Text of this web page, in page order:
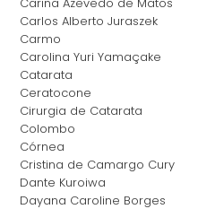
Carlos Alberto Juraszek
Carmo
Carolina Yuri Yamaçake
Catarata
Ceratocone
Cirurgia de Catarata
Colombo
Córnea
Cristina de Camargo Cury
Dante Kuroiwa
Dayana Caroline Borges